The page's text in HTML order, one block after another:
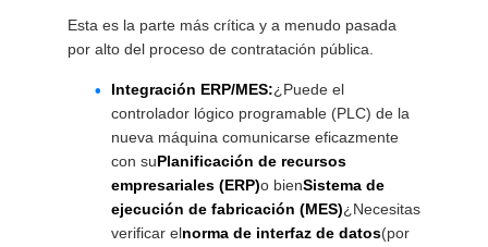
Esta es la parte más crítica y a menudo pasada
por alto del proceso de contratación pública.
Integración ERP/MES:¿Puede el
controlador lógico programable (PLC) de la
nueva máquina comunicarse eficazmente
con suPlanificación de recursos
empresariales (ERP)o bienSistema de
ejecución de fabricación (MES)¿Necesitas
verificar elnorma de interfaz de datos(por